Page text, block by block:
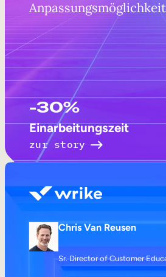
-30%
Einarbeitungszeit
zur story
Chris Van Reusen
Sr. Director of Customer